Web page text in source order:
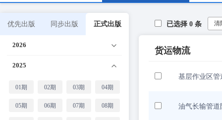
优先出版 同步出版 正式出版
2026
2025
01期 02期 03期 04期
05期 06期 07期 08期
已选择 0 条 清
货运物流
基层作业区
油气长输管